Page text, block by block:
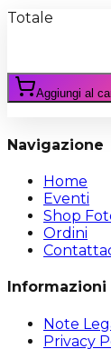
Totale
Aggiungi al
Navigazione
Home
Eventi
Shop
Ordini
Informazioni
Note
Privacy